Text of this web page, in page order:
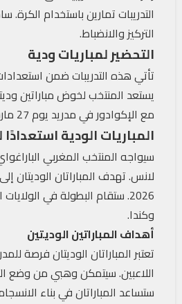
التدريبات تمارين باستخدام الكرة.
التركيز والانضباط.
التحضير لمباريات ودية
تأتي هذه التدريبات ضمن
يستعد المنتخب لخوض مباراتين
مع الإكوادور في مدريد يوم 27 مارس.
المباريات الودية
لانس. تهدف المباراتان الوديتان
2026. ستقام البطولة في
وكندا.
أهداف المباراتين الوديتين
تعتبر المباراتان الوديتان فرصة
اللاعبين. سيتمكن وهبي من وضع
ستساعد المباراتان في بناء